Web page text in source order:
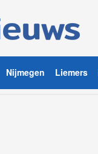
Nijmegen Liemers